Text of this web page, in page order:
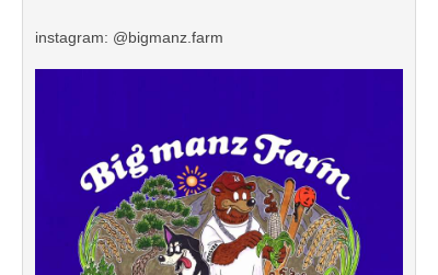
instagram: @bigmanz.farm